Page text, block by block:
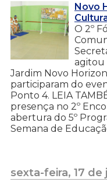
Novo
O 2º
agitou
Jardim Novo
participaram do
Ponto 4. LEIA
presença no 2º
abertura do 5º
Semana de
sexta-feira, 17 de